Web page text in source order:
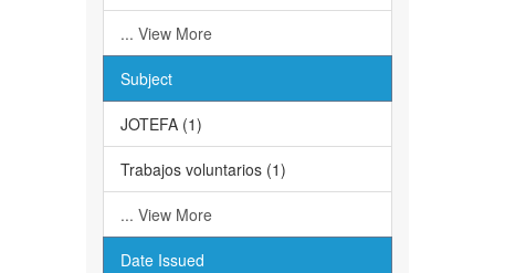
... View More
Subject
JOTEFA (1)
Trabajos voluntarios (1)
... View More
Date Issued